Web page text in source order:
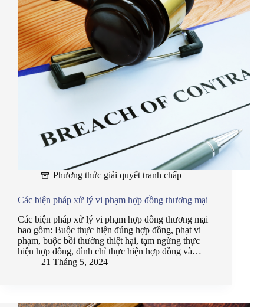
Phương thức giải quyết tranh chấp
Các biện pháp xử lý vi phạm hợp đồng thương mại
Các biện pháp xử lý vi phạm hợp đồng thương mại
bao gồm: Buộc thực hiện đúng hợp đồng, phạt vi
phạm, buộc bồi thường thiệt hại, tạm ngừng thực
hiện hợp đồng, đình chỉ thực hiện hợp đồng và…
21 Tháng 5, 2024